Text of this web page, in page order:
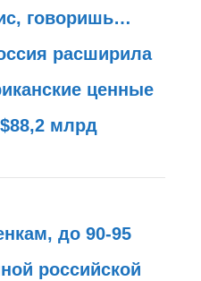
говоришь…
расширила
ценные
млрд
до 90-95
российской